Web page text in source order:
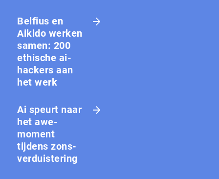
Belfius en
Aikido werken
samen: 200
ethische ai-
hackers aan
het werk
Ai speurt naar
het awe-
moment
tijdens zons­
ver­duis­te­ring